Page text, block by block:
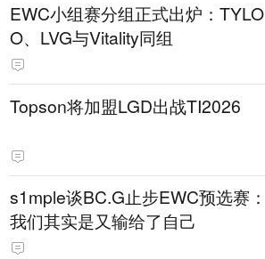
EWC小组赛分组正式出炉：TYLO
O、LVG与Vitality同组
Topson将加盟LGD出战TI2026
s1mple谈BC.G止步EWC预选赛：
我们其实是又输给了自己